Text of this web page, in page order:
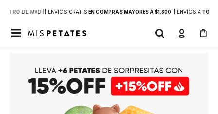
DE MVD | | ENVÍOS GRATIS EN COMPRAS MAYORES A $1.800 | ENVÍOS ATODO
